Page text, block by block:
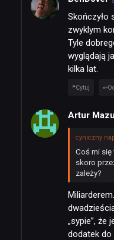
Skończyło
zwyklym
Tyle
wyglądają
kilka lat.
Cytuj
Artur
cyniczny
Coś mi się
skoro
zależy?
„sypie”, że
dodatek do